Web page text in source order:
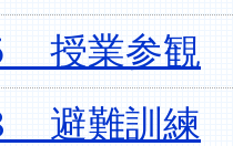
授業参観
避難訓練